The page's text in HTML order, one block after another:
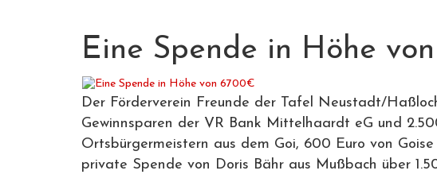
Eine Spende in Höhe
Der Förderverein Freunde der Tafel Neustadt/
Gewinnsparen der VR Bank Mittelhaardt eG und
Ortsbürgermeistern aus dem Goi, 600 Euro von
private Spende von Doris Bähr aus Mußbach über